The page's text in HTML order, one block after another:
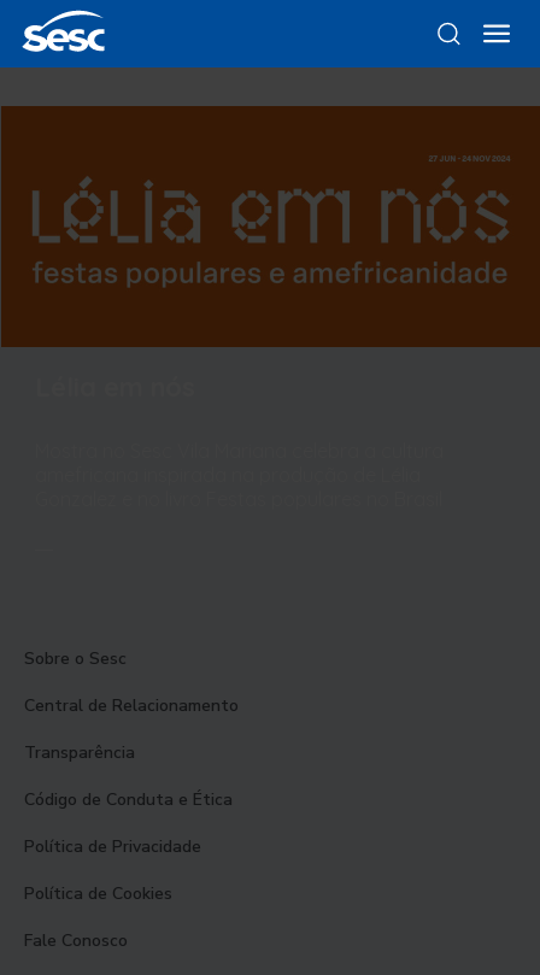
Sobre o Sesc
Central de Relacionamento
Transparência
Código de Conduta e Ética
Política de Privacidade
Política de Cookies
Fale Conosco